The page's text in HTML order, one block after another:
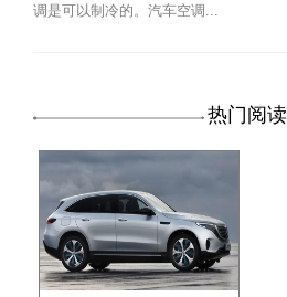
调是可以制冷的。汽车空调...
热门阅读